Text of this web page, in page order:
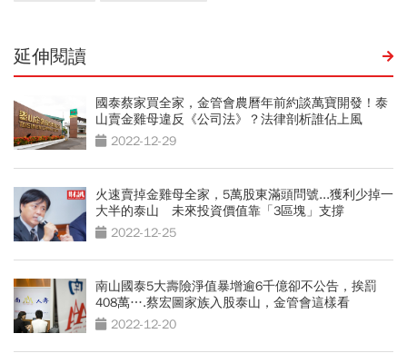
延伸閱讀
國泰蔡家買全家，金管會農曆年前約談萬寶開發！泰
山賣金雞母違反《公司法》？法律剖析誰佔上風
2022-12-29
火速賣掉金雞母全家，5萬股東滿頭問號...獲利少掉一
大半的泰山 未來投資價值靠「3區塊」支撐
2022-12-25
南山國泰5大壽險淨值暴增逾6千億卻不公告，挨罰
408萬….蔡宏圖家族入股泰山，金管會這樣看
2022-12-20